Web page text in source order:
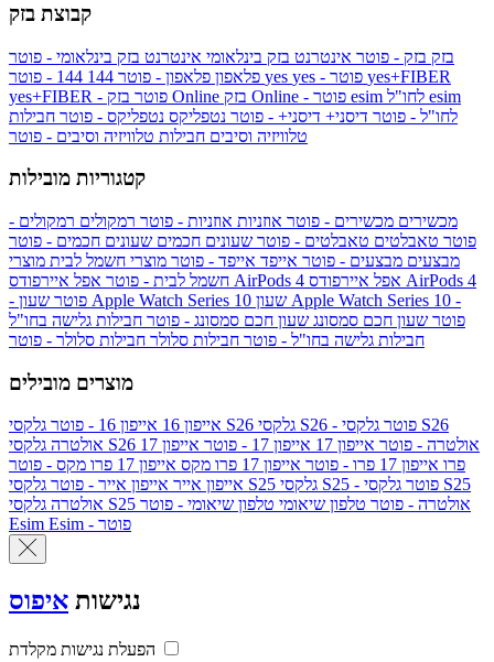
קבוצת בזק
בזק בזק - פוטר אינטרנט בזק בינלאומי אינטרנט בזק בינלאומי - פוטר
פלאפון פלאפון - פוטר 144 yes
yes+FIBER
yes+FIBER - פוטר בזק Online
esim
לחו"ל - פוטר דיסני+ דיסני+ - פוטר נטפליקס נטפליקס - פוטר חבילות
טלוויזיה וסיבים חבילות טלוויזיה וסיבים - פוטר
קטגוריות מובילות
מכשירים מכשירים - פוטר אוזניות אוזניות - פוטר רמקולים רמקולים -
פוטר טאבלטים טאבלטים - פוטר שעונים חכמים שעונים חכמים - פוטר
מבצעים מבצעים - פוטר אייפד אייפד - פוטר מוצרי חשמל לבית מוצרי
חשמל לבית - פוטר אפל איירפודס AirPods 4 אפל איירפודס AirPods 4
- פוטר שעון Apple Watch Series 10 שעון Apple Watch Series 10 -
פוטר שעון חכם סמסונג שעון חכם סמסונג - פוטר חבילות גלישה בחו"ל
חבילות גלישה בחו"ל - פוטר חבילות סלולר חבילות סלולר - פוטר
מוצרים מובילים
אייפון 16 אייפון 16 - פוטר גלקסי S26 גלקסי S26 - פוטר גלקסי S26
אולטרה
גלקסי S26 אולטרה - פוטר אייפון 17 אייפון 17 - פוטר
אייפון 17
פרו אייפון 17 פרו - פוטר אייפון 17 פרו מקס
אייפון 17 פרו מקס - פוטר
אייפון אייר אייפון אייר - פוטר גלקסי S25 גלקסי S25 - פוטר גלקסי S25
אולטרה
גלקסי S25 אולטרה - פוטר טלפון שיאומי טלפון שיאומי - פוטר
Esim
Esim - פוטר
נגישות איפוס
הפעלת נגישות מקלדת